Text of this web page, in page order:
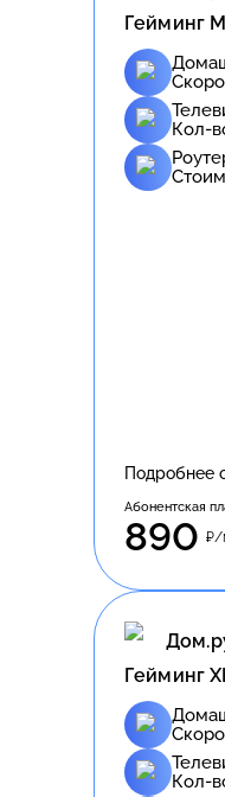
Гейминг М
Кол-
Подробнее
Абонентская
890 ₽/
Гейминг
Кол-